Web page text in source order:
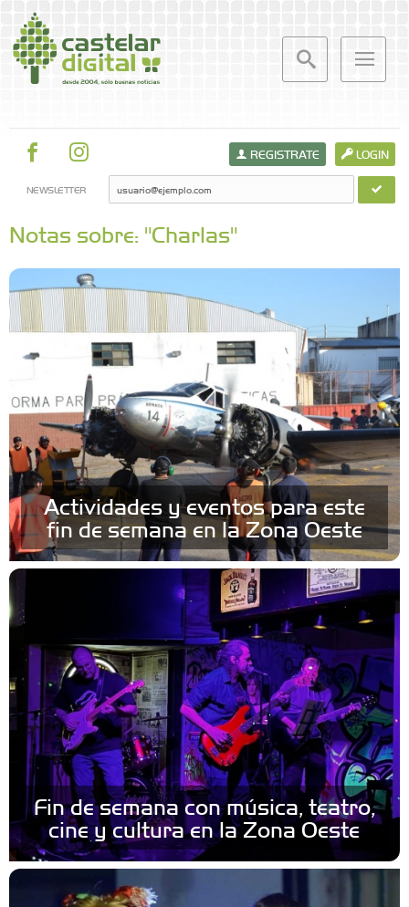
LOGIN
REGISTRATE
NEWSLETTER
Notas sobre: "Charlas"
Actividades y eventos para este
fin de semana en la Zona Oeste
Fin de semana con música, teatro,
cine y cultura en la Zona Oeste